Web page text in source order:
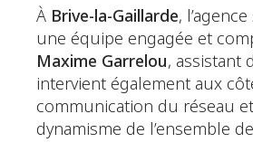
À Brive-la-Gaillarde,
une équipe engagée et
Maxime Garrelou, assistant
intervient également aux
communication du réseau
dynamisme de l’ensemble